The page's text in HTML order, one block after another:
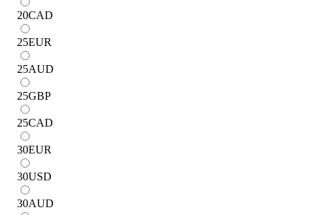
20CAD
25EUR
25AUD
25GBP
25CAD
30EUR
30USD
30AUD